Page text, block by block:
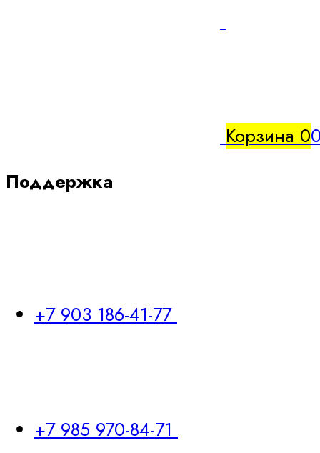
Корзина 0
Поддержка
+7 903 186-41-77
+7 985 970-84-71